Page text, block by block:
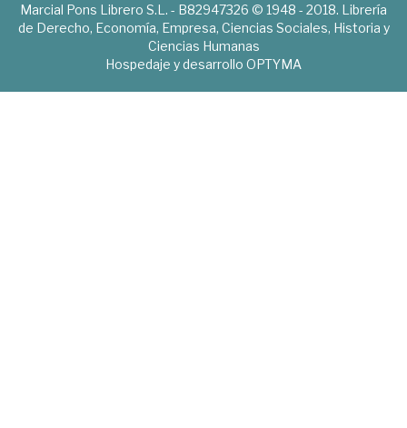
Marcial Pons Librero S.L. - B82947326 © 1948 - 2018. Librería
de Derecho, Economía, Empresa, Ciencias Sociales, Historia y
Ciencias Humanas
Hospedaje y desarrollo OPTYMA